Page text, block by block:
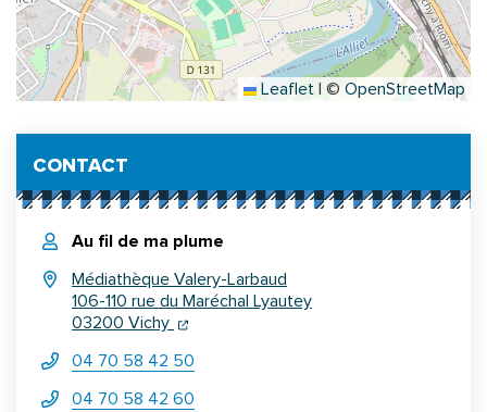
Leaflet | © OpenStreetMap
CONTACT
Au fil de ma plume
Médiathèque Valery-Larbaud
106-110 rue du Maréchal Lyautey
03200 Vichy (ouverture dans un nouvel onglet)
(ouverture dans un nouvel onglet)
04 70 58 42 50
04 70 58 42 60